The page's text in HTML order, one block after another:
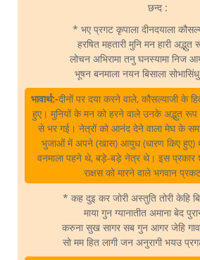
छन्द :
* भए प्रगट कृपाला दीनदयाला
हरषित महतारी मुनि मन हारी अद्भुत
लोचन अभिरामा तनु घनस्यामा निज
भूषन बनमाला नयन बिसाला
भावार्थ:-दीनों पर दया करने वाले, कौसल्याजी के
हुए। मुनियों के मन को हरने वाले उनके अद्भुत रूप
से भर गई। नेत्रों को आनंद देने वाला मेघ के
भुजाओं में अपने (खास) आयुध (धारण किए हुए)
वनमाला पहने थे, बड़े-बड़े नेत्र थे। इस प्रकार
राक्षस को मारने वाले भगवान
* कह दुइ कर जोरी अस्तुति तोरी केहि
माया गुन ग्यानातीत अमाना बेद
करुना सुख सागर सब गुन आगर जेहि
सो मम हित लागी जन अनुरागी भयउ